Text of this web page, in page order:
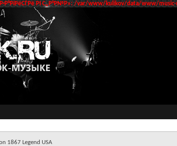
Р·Р°РїРёСЃРё РІ С„Р°Р№Р»: /var/www/kulikov/data/www/
1867 Legend USA